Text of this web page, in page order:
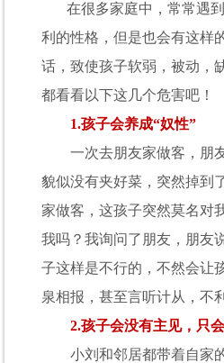
在很多家庭中，常常遇
利的性格，但是也会有这样
话，致使孩子软弱，被动，
都看看以下这几个危害吧！
1.孩子会养成“奴性”
一次去朋友家做客，朋友
貌似没有夹好菜，突然掉到
家做客，这孩子突然莫名对
我吗？我询问了朋友，朋友
子这样是不行的，不然会让
泉相报，甚至言听计从，不
2.孩子会没有主见，只
小刘和邻居都带着自家的